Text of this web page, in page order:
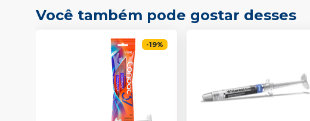
Você também pode gostar desses
-19%